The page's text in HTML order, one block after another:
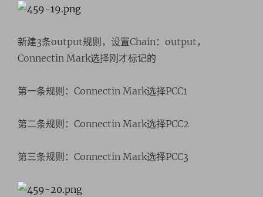
新建3条output规则，设置Chain：output，
Connectin Mark选择刚才标记的
第一条规则：Connectin Mark选择PCC1
第二条规则：Connectin Mark选择PCC2
第三条规则：Connectin Mark选择PCC3